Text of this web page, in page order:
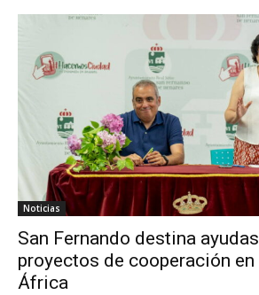
Noticias
San Fernando destina
proyectos de cooperación
África